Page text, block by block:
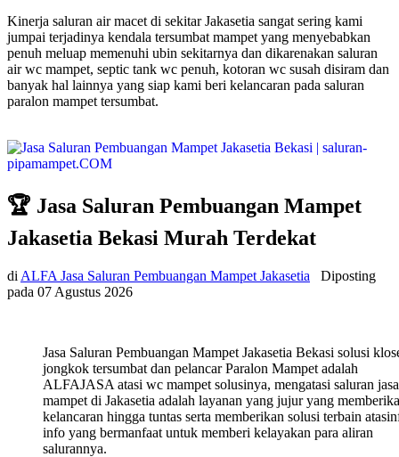
Kinerja saluran air macet di sekitar Jakasetia sangat sering kami
jumpai terjadinya kendala tersumbat mampet yang menyebabkan
penuh meluap memenuhi ubin sekitarnya dan dikarenakan saluran
air wc mampet, septic tank wc penuh, kotoran wc susah disiram dan
banyak hal lainnya yang siap kami beri kelancaran pada saluran
paralon mampet tersumbat.
🏆 Jasa Saluran Pembuangan Mampet
Jakasetia Bekasi Murah Terdekat
di ALFA Jasa Saluran Pembuangan Mampet Jakasetia
Diposting
pada 07 Agustus 2026
Jasa Saluran Pembuangan Mampet Jakasetia Bekasi solusi
jongkok tersumbat dan pelancar Paralon Mampet adalah
ALFAJASA atasi wc mampet solusinya, mengatasi saluran jasa
mampet di Jakasetia adalah layanan yang jujur yang
kelancaran hingga tuntas serta memberikan solusi terbain
info yang bermanfaat untuk memberi kelayakan para aliran
salurannya.